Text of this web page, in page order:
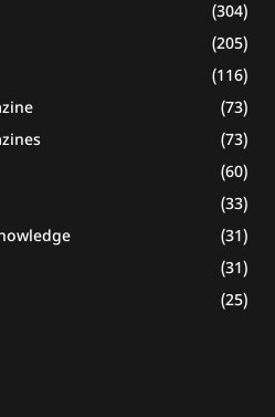
(304)
(205)
(116)
(73)
(73)
(60)
(33)
(31)
(31)
(25)